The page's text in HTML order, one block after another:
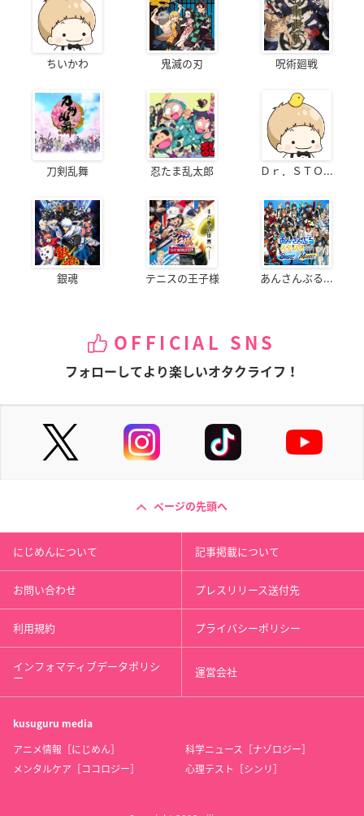
ちいかわ 鬼滅の刃 呪術廻戦
刀剣乱舞 忍たま乱太郎 Ｄｒ．ＳＴＯ...
銀魂 テニスの王子様 あんさんぶる...
OFFICIAL SNS
フォローしてより楽しいオタクライフ！
ページの先頭へ
にじめんについて 記事掲載について
お問い合わせ プレスリリース送付先
利用規約 プライバシーポリシー
インフォマティブデータポリシ
ー 運営会社
kusuguru media
アニメ情報［にじめん］
科学ニュース［ナゾロジー］
メンタルケア［ココロジー］
心理テスト［シンリ］